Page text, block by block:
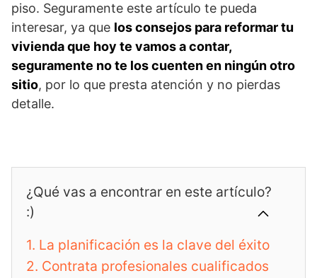
piso. Seguramente este artículo te pueda
interesar, ya que los consejos para reformar tu
vivienda que hoy te vamos a contar,
seguramente no te los cuenten en ningún otro
sitio, por lo que presta atención y no pierdas
detalle.
¿Qué vas a encontrar en este artículo?
:)
1. La planificación es la clave del éxito
2. Contrata profesionales cualificados